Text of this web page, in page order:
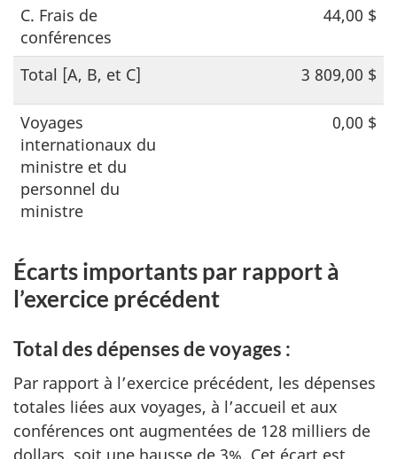
C. Frais de
conférences
44,00 $
Total [A, B, et C] 3 809,00 $
Voyages
internationaux du
ministre et du
personnel du
ministre
0,00 $
Écarts importants par rapport à
l’exercice précédent
Total des dépenses de voyages :
Par rapport à l’exercice précédent, les dépenses
totales liées aux voyages, à l’accueil et aux
conférences ont augmentées de 128 milliers de